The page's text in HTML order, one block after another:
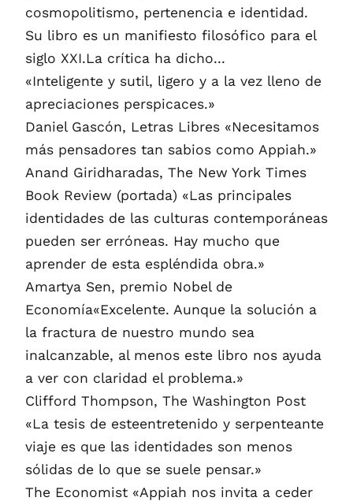
cosmopolitismo, pertenencia e identidad.
Su libro es un manifiesto filosófico para el
siglo XXI.La crítica ha dicho...
«Inteligente y sutil, ligero y a la vez lleno de
apreciaciones perspicaces.»
Daniel Gascón, Letras Libres «Necesitamos
más pensadores tan sabios como Appiah.»
Anand Giridharadas, The New York Times
Book Review (portada) «Las principales
identidades de las culturas contemporáneas
pueden ser erróneas. Hay mucho que
aprender de esta espléndida obra.»
Amartya Sen, premio Nobel de
Economía«Excelente. Aunque la solución a
la fractura de nuestro mundo sea
inalcanzable, al menos este libro nos ayuda
a ver con claridad el problema.»
Clifford Thompson, The Washington Post
«La tesis de esteentretenido y serpenteante
viaje es que las identidades son menos
sólidas de lo que se suele pensar.»
The Economist «Appiah nos invita a ceder